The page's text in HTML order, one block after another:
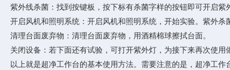
紫外线杀菌：找到按键板，按下标有杀菌字样的按钮即可开启
开启风机和照明系统：开启风机和照明系统，开始实验。紫外
清理台面废弃物：清理台面废弃物，用酒精棉球擦拭台面。
关闭设备：若下面还有试验，可打开紫外灯，为接下来再次使
以上就是超净工作台的基本使用方法。需要注意的是，超净工